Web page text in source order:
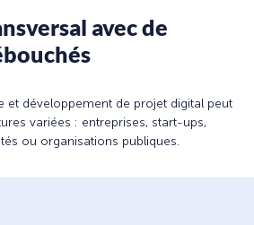
avec de
et développement de projet digital peut
variées : entreprises, start-ups,
ou organisations publiques.